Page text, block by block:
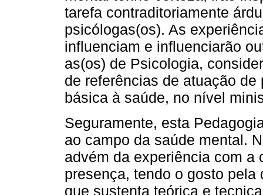
tarefa contraditoriamente
psicólogas(os). As
influenciam e influenciarão
as(os) de Psicologia,
de referências de atuação
básica à saúde, no nível
Seguramente, esta
ao campo da saúde mental.
advém da experiência com
presença, tendo o gosto
que sustenta teórica e